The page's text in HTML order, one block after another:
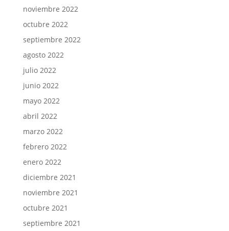
noviembre 2022
octubre 2022
septiembre 2022
agosto 2022
julio 2022
junio 2022
mayo 2022
abril 2022
marzo 2022
febrero 2022
enero 2022
diciembre 2021
noviembre 2021
octubre 2021
septiembre 2021